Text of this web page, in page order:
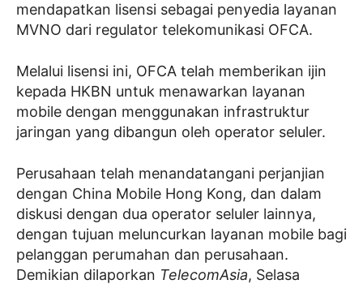
mendapatkan lisensi sebagai penyedia layanan
MVNO dari regulator telekomunikasi OFCA.
Melalui lisensi ini, OFCA telah memberikan ijin
kepada HKBN untuk menawarkan layanan
mobile dengan menggunakan infrastruktur
jaringan yang dibangun oleh operator seluler.
Perusahaan telah menandatangani perjanjian
dengan China Mobile Hong Kong, dan dalam
diskusi dengan dua operator seluler lainnya,
dengan tujuan meluncurkan layanan mobile bagi
pelanggan perumahan dan perusahaan.
Demikian dilaporkan TelecomAsia, Selasa